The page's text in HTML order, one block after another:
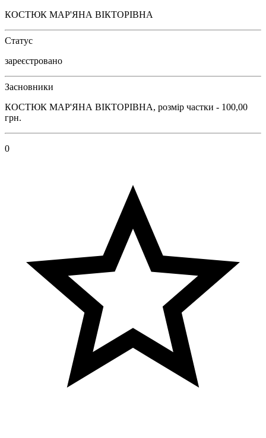
КОСТЮК МАР'ЯНА ВІКТОРІВНА
Статус
зареєстровано
Засновники
КОСТЮК МАР'ЯНА ВІКТОРІВНА, розмір частки - 100,00
грн.
0